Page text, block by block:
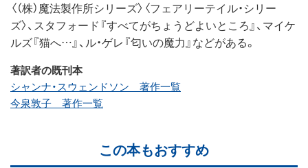
〈（株）魔法製作所シリーズ〉〈フェアリーテイル・シリー
ズ〉、スタフォード『すべてがちょうどよいところ』、マイケ
ルズ『猫へ…』、ル・ゲレ『匂いの魔力』などがある。
著訳者の既刊本
シャンナ・スウェンドソン 著作一覧
今泉敦子 著作一覧
この本もおすすめ